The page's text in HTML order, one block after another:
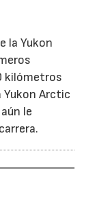
la Yukon
kilómetros
Yukon Arctic
le